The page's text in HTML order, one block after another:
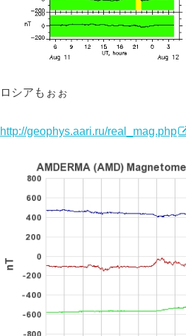
ロシアもぉぉ
http://geophys.aari.ru/real_mag.php